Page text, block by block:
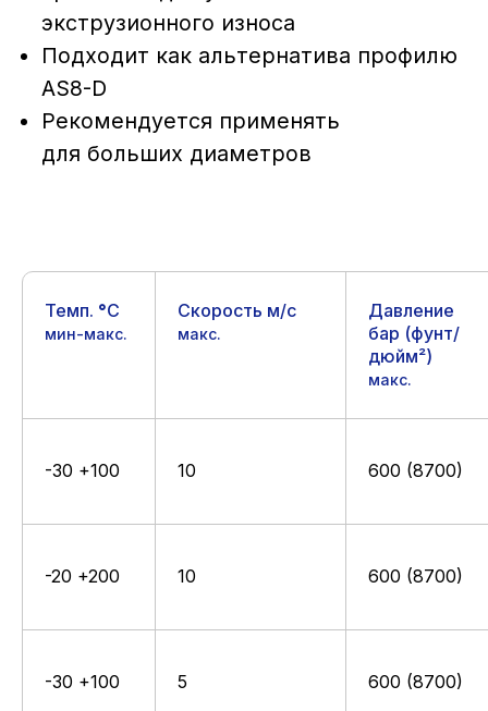
Темп. °C
мин-макс.
Скорость м/с
макс.
Давление
бар (фунт/
дюйм²)
макс.
-30 +100 10 600 (8700)
-20 +200 10 600 (8700)
-30 +100 5 600 (8700)
Связаться